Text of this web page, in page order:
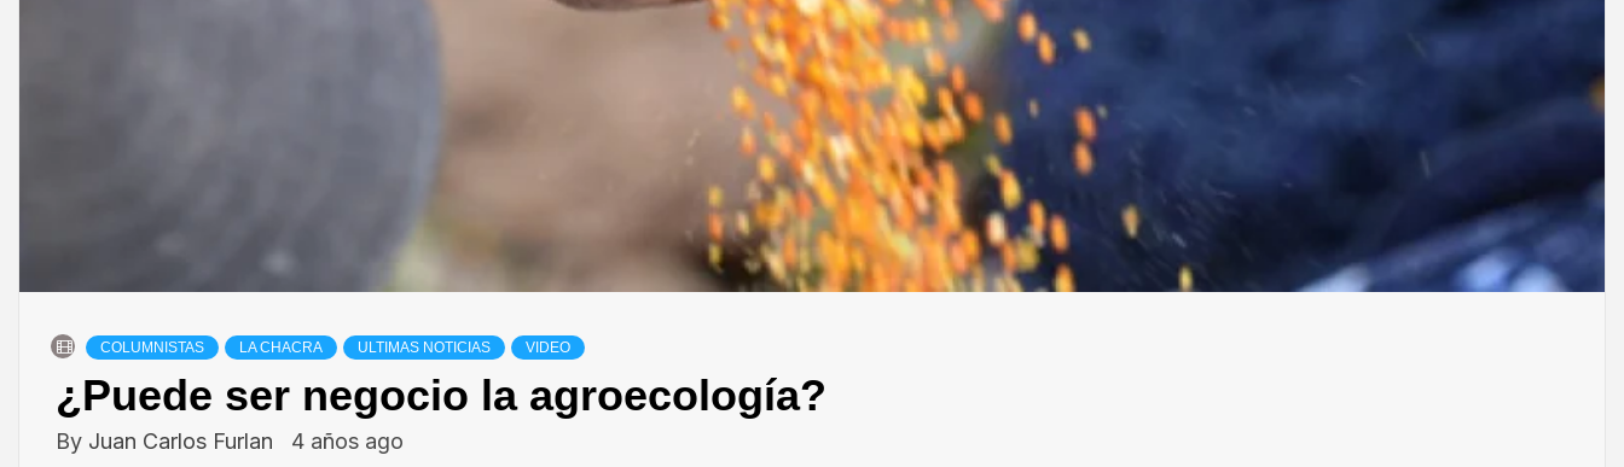
COLUMNISTAS LA CHACRA ULTIMAS NOTICIAS VIDEO
¿Puede ser negocio la agroecología?
By Juan Carlos Furlan 4 años ago